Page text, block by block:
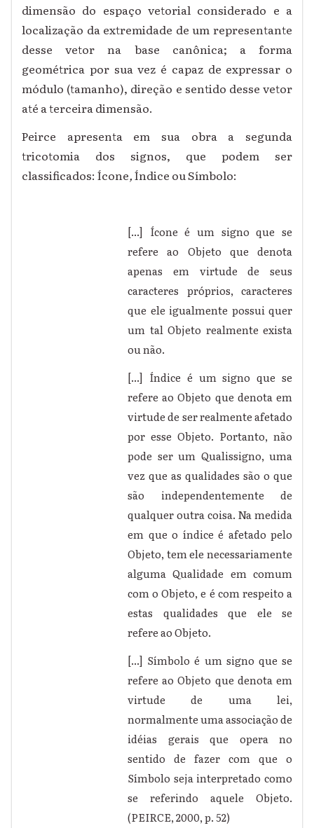
dimensão do espaço vetorial considerado e a
localização da extremidade de um representante
desse vetor na base canônica; a forma
geométrica por sua vez é capaz de expressar o
módulo (tamanho), direção e sentido desse vetor
até a terceira dimensão.
Peirce apresenta em sua obra a segunda
tricotomia dos signos, que podem ser
classificados: Ícone,Índice ou Símbolo:
[...] Ícone é um signo que se
refere ao Objeto que denota
apenas em virtude de seus
caracteres próprios, caracteres
que ele igualmente possui quer
um tal Objeto realmente exista
ou não.
[...] Índice é um signo que se
refere ao Objeto que denota em
virtude de ser realmente afetado
por esse Objeto. Portanto, não
pode ser um Qualissigno, uma
vez que as qualidades são o que
são independentemente de
qualquer outra coisa. Na medida
em que o índice é afetado pelo
Objeto, tem ele necessariamente
alguma Qualidade em comum
com o Objeto, e é com respeito a
estas qualidades que ele se
refere ao Objeto.
[...] Símbolo é um signo que se
refere ao Objeto que denota em
virtude de uma lei,
normalmente uma associação de
idéias gerais que opera no
sentido de fazer com que o
Símbolo seja interpretado como
se referindo aquele Objeto.
(PEIRCE, 2000, p. 52)